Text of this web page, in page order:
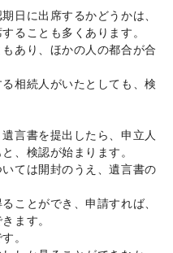
日に出席するかどうかは、
ることも多くあります。
あり、ほかの人の都合が合
相続人がいたとしても、検
言書を提出したら、申立人
、検認が始まります。
ては開封のうえ、遺言書の
ことができ、申請すれば、
ます。
。